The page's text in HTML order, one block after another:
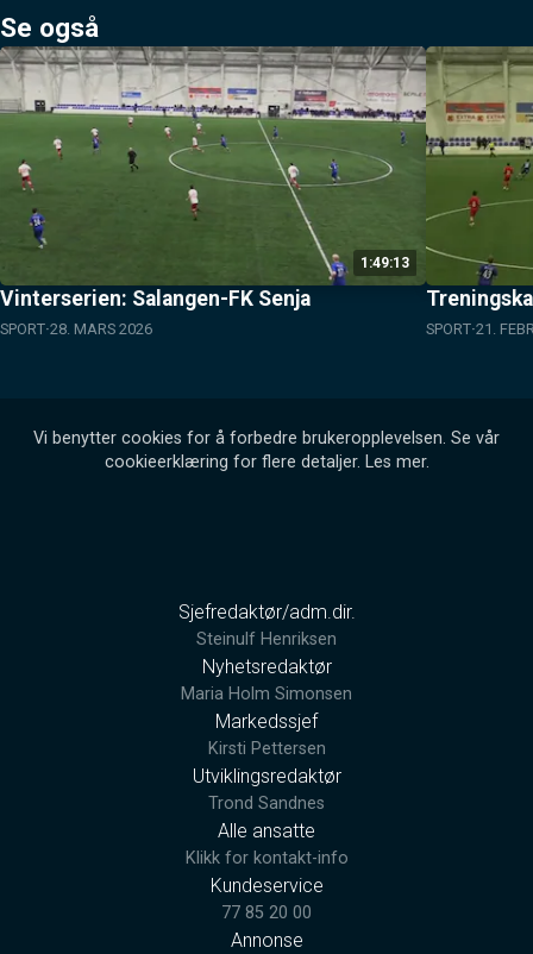
Se også
1:49:13
Vinterserien: Salangen-FK Senja
SPORT 28. MARS 2026 SPORT 21.
Vi benytter cookies for å forbedre brukeropplevelsen. Se vår
cookieerklæring for flere detaljer. Les mer.
Sjefredaktør/adm.dir.
Steinulf Henriksen
Nyhetsredaktør
Maria Holm Simonsen
Markedssjef
Kirsti Pettersen
Utviklingsredaktør
Trond Sandnes
Alle ansatte
Klikk for kontakt-info
Kundeservice
77 85 20 00
Annonse